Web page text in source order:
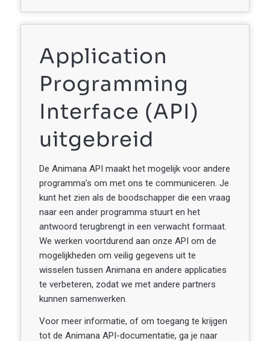
Application
Programming
Interface (API)
uitgebreid
De Animana API maakt het mogelijk voor andere
programma’s om met ons te communiceren. Je
kunt het zien als de boodschapper die een vraag
naar een ander programma stuurt en het
antwoord terugbrengt in een verwacht formaat.
We werken voortdurend aan onze API om de
mogelijkheden om veilig gegevens uit te
wisselen tussen Animana en andere applicaties
te verbeteren, zodat we met andere partners
kunnen samenwerken.
Voor meer informatie, of om toegang te krijgen
tot de Animana API-documentatie, ga je naar